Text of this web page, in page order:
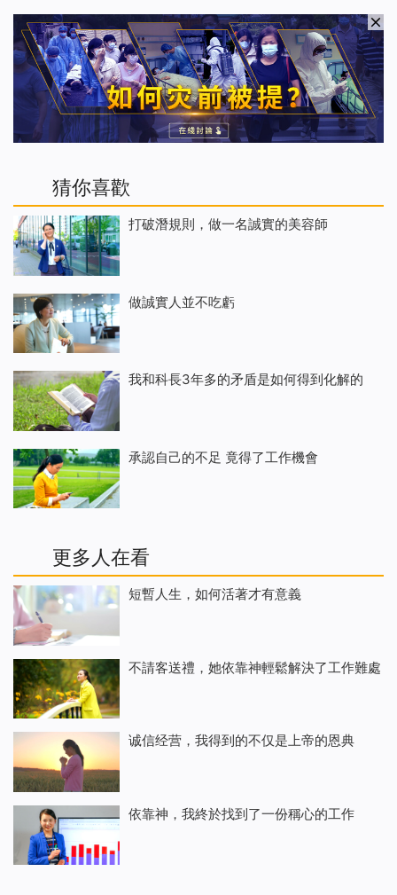
猜你喜歡
打破潛規則，做一名誠實的美容師
做誠實人並不吃虧
我和科長3年多的矛盾是如何得到化解的
承認自己的不足 竟得了工作機會
更多人在看
短暫人生，如何活著才有意義
不請客送禮，她依靠神輕鬆解決了工作難處
诚信经营，我得到的不仅是上帝的恩典
依靠神，我終於找到了一份稱心的工作